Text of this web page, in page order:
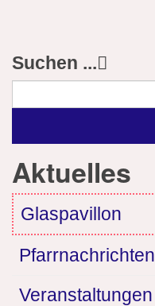
Suchen ...
Aktuelles
Glaspavillon
Pfarrnachrichten
Veranstaltungen